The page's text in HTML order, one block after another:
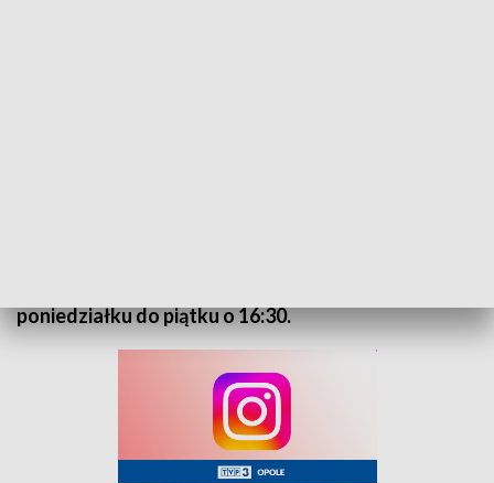
poniedziałku do piątku o 16:30.